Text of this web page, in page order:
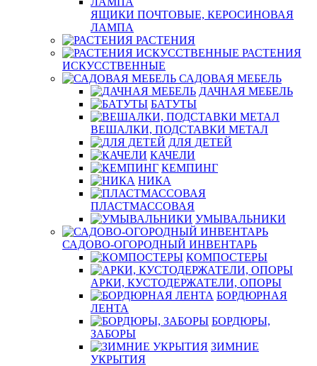
ЯЩИКИ ПОЧТОВЫЕ, КЕРОСИНОВАЯ
ЛАМПА
РАСТЕНИЯ
РАСТЕНИЯ
ИСКУССТВЕННЫЕ
САДОВАЯ МЕБЕЛЬ
ДАЧНАЯ МЕБЕЛЬ
БАТУТЫ
ВЕШАЛКИ, ПОДСТАВКИ МЕТАЛ
ДЛЯ ДЕТЕЙ
КАЧЕЛИ
КЕМПИНГ
НИКА
ПЛАСТМАССОВАЯ
УМЫВАЛЬНИКИ
САДОВО-ОГОРОДНЫЙ ИНВЕНТАРЬ
КОМПОСТЕРЫ
АРКИ, КУСТОДЕРЖАТЕЛИ, ОПОРЫ
БОРДЮРНАЯ
ЛЕНТА
БОРДЮРЫ,
ЗАБОРЫ
ЗИМНИЕ
УКРЫТИЯ